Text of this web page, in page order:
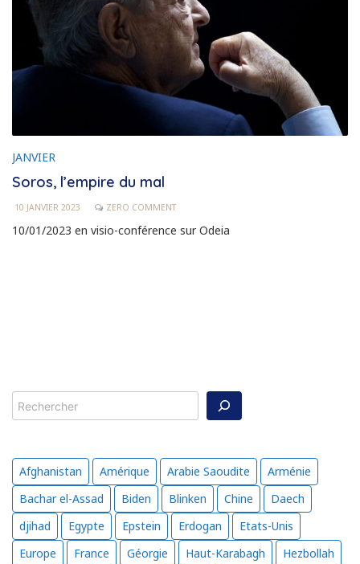
JANVIER
Soros, l’empire du mal
10 JANVIER 2023 ZERO COMMENT
10/01/2023 en visio-conférence sur Odeia
Rechercher
Afghanistan Amérique Arabie Saoudite
Arménie
Bachar el-Assad
Biden Blinken Chine
Daech
djihad
Egypte Epstein Erdogan
Etats-Unis
Europe
France Géorgie Haut-Karabagh
Hezbollah